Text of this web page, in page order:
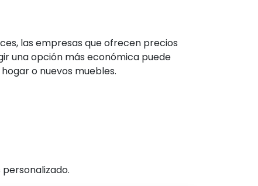
las empresas que ofrecen precios
una opción más económica puede
o nuevos muebles.